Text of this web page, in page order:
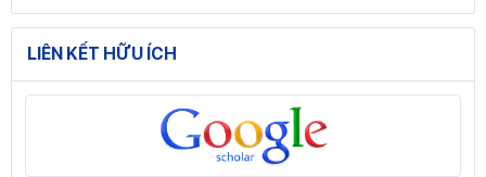
LIÊN KẾT HỮU ÍCH